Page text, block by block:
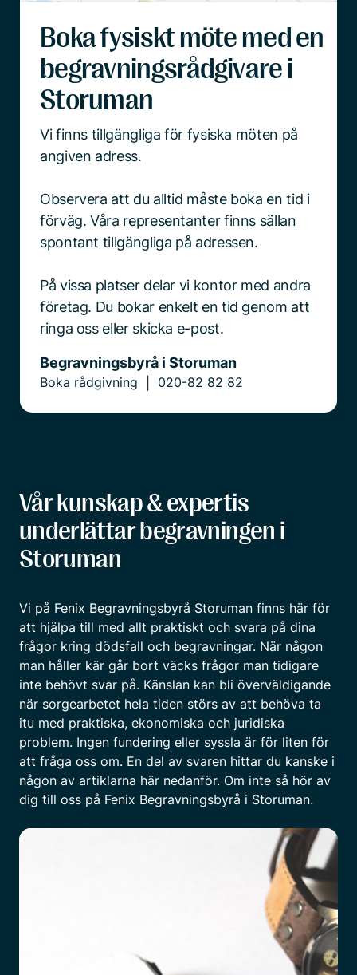
Boka fysiskt möte med en
begravningsrådgivare i
Storuman
Vi finns tillgängliga för fysiska möten på
angiven adress.
Observera att du alltid måste boka en tid i
förväg. Våra representanter finns sällan
spontant tillgängliga på adressen.
På vissa platser delar vi kontor med andra
företag. Du bokar enkelt en tid genom att
ringa oss eller skicka e-post.
Begravningsbyrå i Storuman
Boka rådgivning 020-82 82 82
Vår kunskap & expertis
underlättar begravningen i
Storuman
Vi på Fenix Begravningsbyrå Storuman finns här för
att hjälpa till med allt praktiskt och svara på dina
frågor kring dödsfall och begravningar. När någon
man håller kär går bort väcks frågor man tidigare
inte behövt svar på. Känslan kan bli överväldigande
när sorgearbetet hela tiden störs av att behöva ta
itu med praktiska, ekonomiska och juridiska
problem. Ingen fundering eller syssla är för liten för
att fråga oss om. En del av svaren hittar du kanske i
någon av artiklarna här nedanför. Om inte så hör av
dig till oss på Fenix Begravningsbyrå i Storuman.